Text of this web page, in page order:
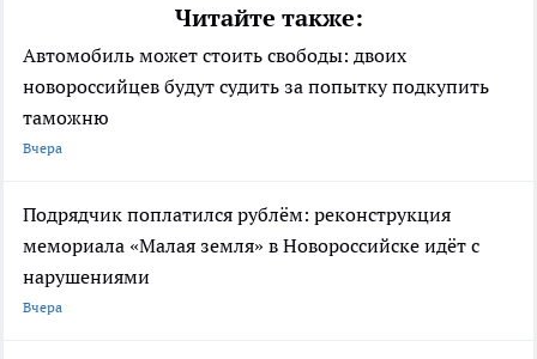
Читайте также:
Автомобиль может стоить свободы: двоих
новороссийцев будут судить за попытку подкупить
таможню
Вчера
Подрядчик поплатился рублём: реконструкция
мемориала «Малая земля» в Новороссийске идёт с
нарушениями
Вчера